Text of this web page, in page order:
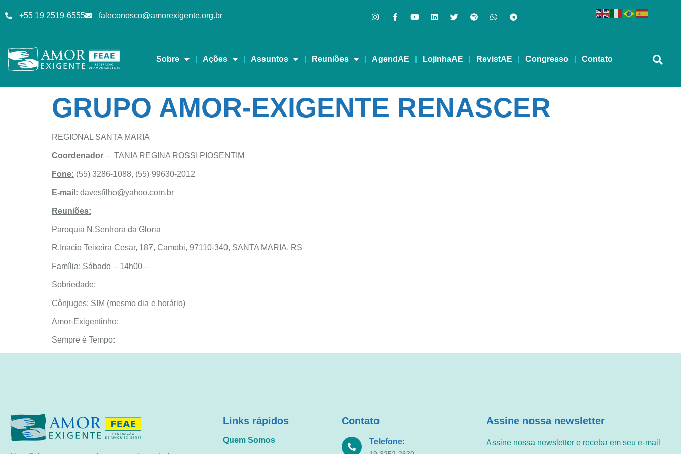
+55 19 2519-6555 faleconosco@amorexigente.org.br
Sobre Ações Assuntos Reuniões AgendAE LojinhaAE RevistAE Congresso Contato
GRUPO AMOR-EXIGENTE RENASCER
REGIONAL SANTA MARIA
Coordenador – TANIA REGINA ROSSI PIOSENTIM
Fone: (55) 3286-1088, (55) 99630-2012
E-mail: davesfilho@yahoo.com.br
Reuniões:
Paroquia N.Senhora da Gloria
R.Inacio Teixeira Cesar, 187, Camobi, 97110-340, SANTA MARIA, RS
Família: Sábado – 14h00 –
Sobriedade:
Cônjuges: SIM (mesmo dia e horário)
Amor-Exigentinho:
Sempre é Tempo:
Links rápidos
Quem Somos
Contato
Telefone:
Assine nossa newsletter
Assine nossa newsletter e receba em seu e-mail